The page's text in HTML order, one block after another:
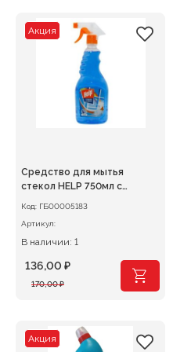
95,00 ₽.
Акция
Средство для мытья
стекол HELP 750мл с
распылителем
Код: ГБ00005183
Артикул:
В наличии: 1
170,00₽
Первоначальная
170,00 ₽.
136,00 ₽
Текущая
Акция